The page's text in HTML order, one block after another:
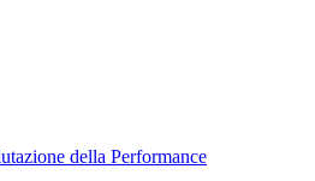
della Performance